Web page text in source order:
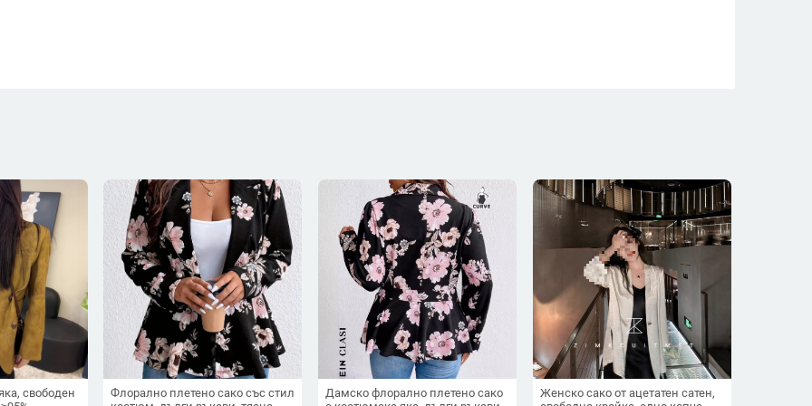
свободен
Флорално плетено сако със стил
Дамско флорално плетено сако
Женско сако от ацетатен сатен,